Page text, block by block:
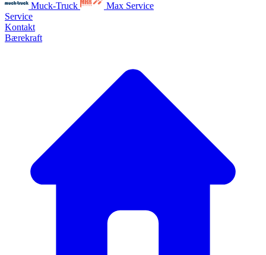
Muck-Truck
Max Service
Service
Kontakt
Bærekraft